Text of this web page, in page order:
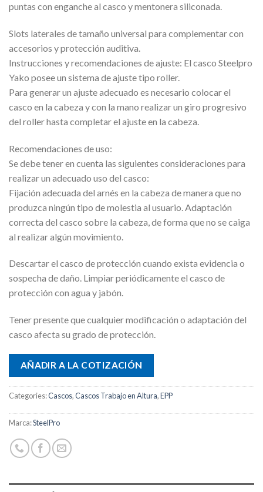
puntas con enganche al casco y mentonera siliconada.
Slots laterales de tamaño universal para complementar con
accesorios y protección auditiva.
Instrucciones y recomendaciones de ajuste: El casco Steelpro
Yako posee un sistema de ajuste tipo roller.
Para generar un ajuste adecuado es necesario colocar el
casco en la cabeza y con la mano realizar un giro progresivo
del roller hasta completar el ajuste en la cabeza.
Recomendaciones de uso:
Se debe tener en cuenta las siguientes consideraciones para
realizar un adecuado uso del casco:
Fijación adecuada del arnés en la cabeza de manera que no
produzca ningún tipo de molestia al usuario. Adaptación
correcta del casco sobre la cabeza, de forma que no se caiga
al realizar algún movimiento.
Descartar el casco de protección cuando exista evidencia o
sospecha de daño. Limpiar periódicamente el casco de
protección con agua y jabón.
Tener presente que cualquier modificación o adaptación del
casco afecta su grado de protección.
AÑADIR A LA COTIZACIÓN
Categories:Cascos,Cascos Trabajo en Altura,EPP
Marca:SteelPro